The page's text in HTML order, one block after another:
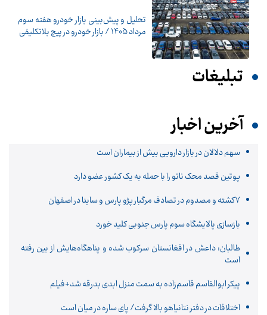
تحلیل و پیش‌بینی بازار خودرو هفته سوم
مرداد 1405 / بازار خودرو در پیچ بلاتکلیفی
تبلیغات
آخرین اخبار
سهم دلالان در بازار دارویی بیش از بیماران است
پوتین قصد محک ناتو را با حمله به یک کشور عضو دارد
۷کشته و مصدوم در تصادف مرگبار پژو پارس و ساینا در اصفهان
بازسازی پالایشگاه سوم پارس جنوبی کلید خورد
طالبان: داعش در افغانستان سرکوب شده و پناهگاه‌هایش از بین رفته
است
پیکر ابوالقاسم قاسم‌زاده به سمت منزل ابدی بدرقه شد+فیلم
اختلافات در دفتر نتانیاهو بالا گرفت/ پای ساره در میان است